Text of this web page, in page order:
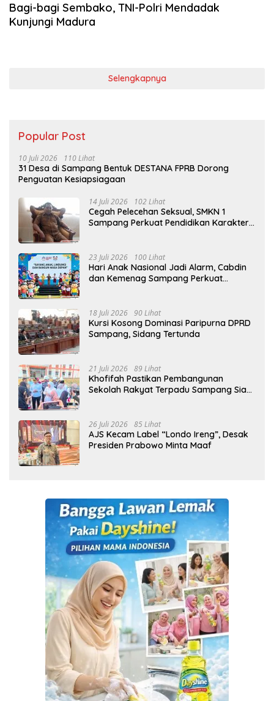
Bagi-bagi Sembako, TNI-Polri Mendadak
Kunjungi Madura
Selengkapnya
Popular Post
10 Juli 2026 110 Lihat
31 Desa di Sampang Bentuk DESTANA FPRB Dorong
Penguatan Kesiapsiagaan
14 Juli 2026 102 Lihat
Cegah Pelecehan Seksual, SMKN 1
Sampang Perkuat Pendidikan Karakter
23 Juli 2026 100 Lihat
Hari Anak Nasional Jadi Alarm, Cabdin
dan Kemenag Sampang Perkuat
18 Juli 2026 90 Lihat
Kursi Kosong Dominasi Paripurna DPRD
Sampang, Sidang Tertunda
21 Juli 2026 89 Lihat
Khofifah Pastikan Pembangunan
Sekolah Rakyat Terpadu Sampang Siap
26 Juli 2026 85 Lihat
AJS Kecam Label “Londo Ireng”, Desak
Presiden Prabowo Minta Maaf